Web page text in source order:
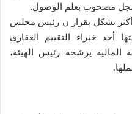
مصحوب بعلم الوصول.
تشكل بقرار ن رئيس مجلس
أحد خبراء التقييم العقارى
المالية يرشحه رئيس الهيئة،